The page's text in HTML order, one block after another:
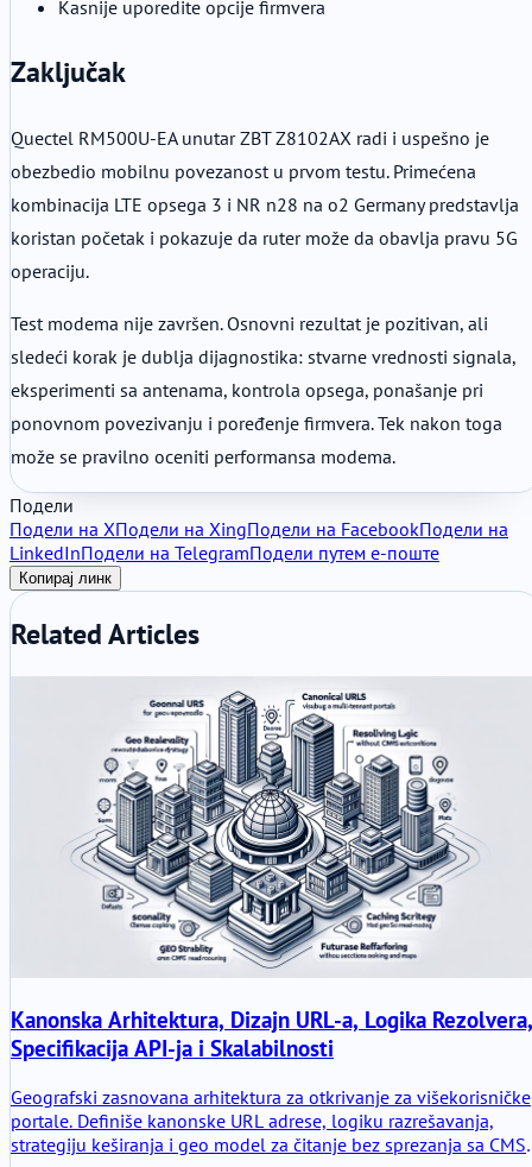
Kasnije uporedite opcije firmvera
Zaključak
Quectel RM500U-EA unutar ZBT Z8102AX radi i uspešno je
obezbedio mobilnu povezanost u prvom testu. Primećena
kombinacija LTE opsega 3 i NR n28 na o2 Germany predstavlja
koristan početak i pokazuje da ruter može da obavlja pravu 5G
operaciju.
Test modema nije završen. Osnovni rezultat je pozitivan, ali
sledeći korak je dublja dijagnostika: stvarne vrednosti signala,
eksperimenti sa antenama, kontrola opsega, ponašanje pri
ponovnom povezivanju i poređenje firmvera. Tek nakon toga
može se pravilno oceniti performansa modema.
Подели
Подели на XПодели на XingПодели на FacebookПодели на
LinkedInПодели на TelegramПодели путем е-поште
Копирај линк
Related Articles
Kanonska Arhitektura, Dizajn URL-a, Logika Rezolvera,
Specifikacija API-ja i Skalabilnosti
Geografski zasnovana arhitektura za otkrivanje za višekorisničke
portale. Definiše kanonske URL adrese, logiku razrešavanja,
strategiju keširanja i geo model za čitanje bez sprezanja sa CMS-